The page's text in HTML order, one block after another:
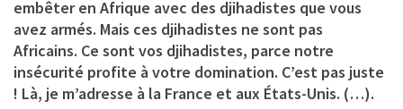
embêter en Afrique avec des djihadistes que vous
avez armés. Mais ces djihadistes ne sont pas
Africains. Ce sont vos djihadistes, parce notre
insécurité profite à votre domination. C’est pas juste
! Là, je m’adresse à la France et aux États-Unis. (…).